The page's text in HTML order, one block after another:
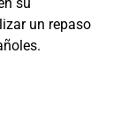
un repaso